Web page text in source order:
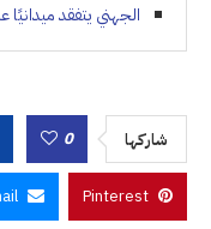
الجهني يتفقد
شاركها 0
Pinterest